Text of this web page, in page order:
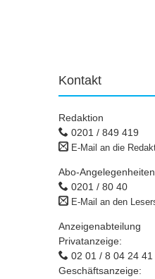
Kontakt
Redaktion
0201 / 849 419
E-Mail an die
Abo-
0201 / 80 40
E-Mail an den
Anzeigenabteilung
Privatanzeige:
02 01 / 8 04 24 41
Geschäftsanzeige: